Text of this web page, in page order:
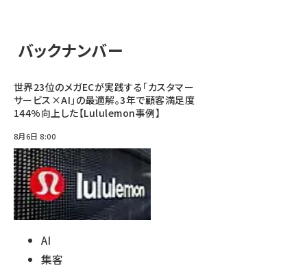
バックナンバー
世界23位のメガECが実践する「カスタマー
サービス×AI」の最適解。3年で顧客満足度
144%向上した【Lululemon事例】
8月6日 8:00
AI
集客